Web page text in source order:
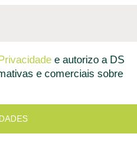
e autorizo a DS
e comerciais sobre